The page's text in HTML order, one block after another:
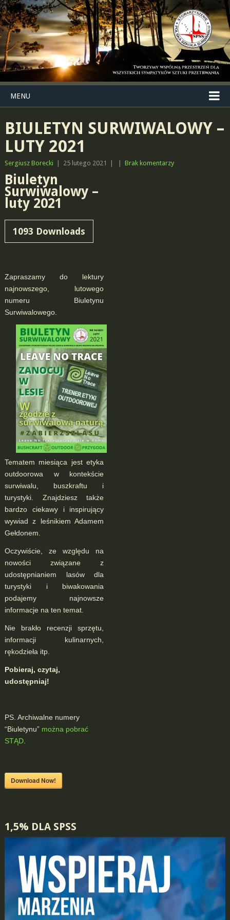
MENU
BIULETYN SURWIWALOWY –
LUTY 2021
Sergiusz Borecki 25 lutego 2021 Brak komentarzy
Biuletyn
Surwiwalowy –
luty 2021
1093 Downloads
Zapraszamy do lektury
najnowszego, lutowego
numeru Biuletynu
Surwiwalowego.
Tematem miesiąca jest etyka
outdoorowa w kontekście
surwiwalu, buszkraftu i
turystyki. Znajdziesz także
bardzo ciekawy i inspirujący
wywiad z leśnikiem Adamem
Gełdonem.
Oczywiście, ze względu na
nowości związane z
udostępnianiem lasów dla
turystyki i biwakowania
podajemy najnowsze
informacje na ten temat.
Nie brakło recenzji sprzętu,
informacji kulinarnych,
rękodzieła itp.
Pobieraj, czytaj,
udostępniaj!
PS. Archiwalne numery
“Biuletynu” można pobrać
STĄD.
Download Now!
1,5% DLA SPSS